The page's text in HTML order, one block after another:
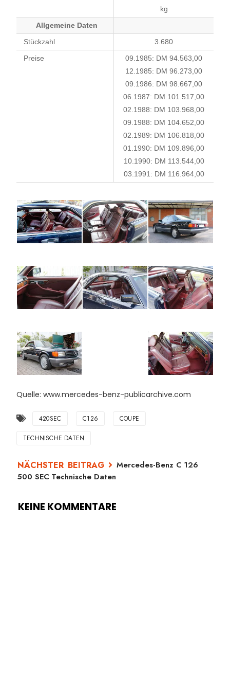
kg
Allgemeine Daten
Stückzahl
3.680
Preise
09.1985: DM 94.563,00
12.1985: DM 96.273,00
09.1986: DM 98.667,00
06.1987: DM 101.517,00
02.1988: DM 103.968,00
09.1988: DM 104.652,00
02.1989: DM 106.818,00
01.1990: DM 109.896,00
10.1990: DM 113.544,00
03.1991: DM 116.964,00
Quelle: www.mercedes-benz-publicarchive.com
420SEC C126 COUPE
TECHNISCHE DATEN
Mercedes-Benz C 126
500 SEC Technische Daten
KEINE KOMMENTARE